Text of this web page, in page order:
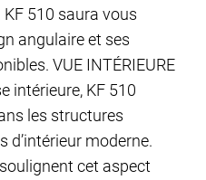
510 saura vous
angulaire et ses
VUE INTÉRIEURE
intérieure, KF 510
les structures
d’intérieur moderne.
cet aspect